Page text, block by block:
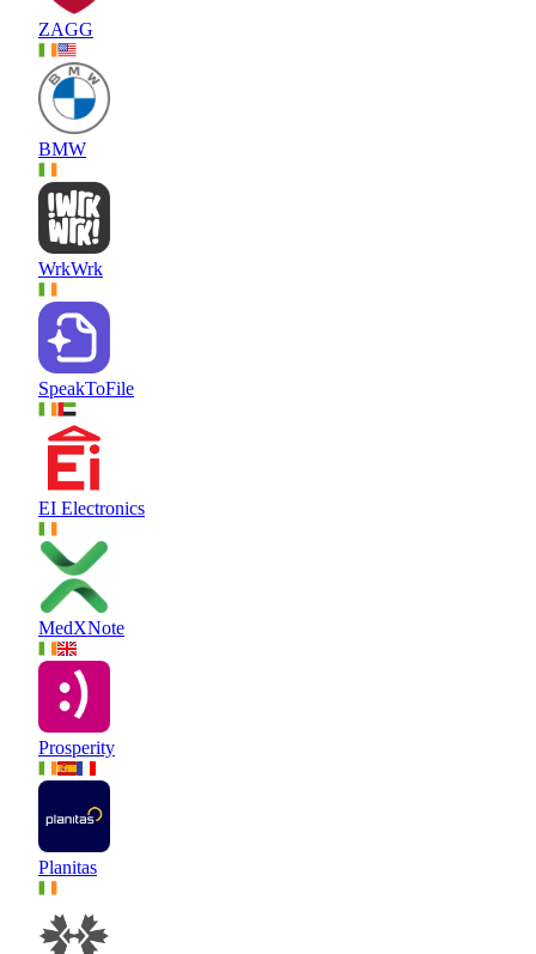
ZAGG
BMW
WrkWrk
SpeakToFile
EI Electronics
MedXNote
Prosperity
Planitas